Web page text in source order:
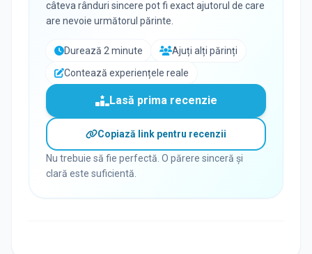
câteva rânduri sincere pot fi exact ajutorul de care
are nevoie următorul părinte.
Durează 2 minute
Ajuți alți părinți
Contează experiențele reale
Lasă prima recenzie
Copiază link pentru recenzii
Nu trebuie să fie perfectă. O părere sinceră și
clară este suficientă.